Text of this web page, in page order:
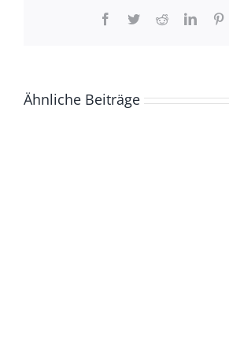
Facebook
TwitterReddit
Ähnliche Beiträge